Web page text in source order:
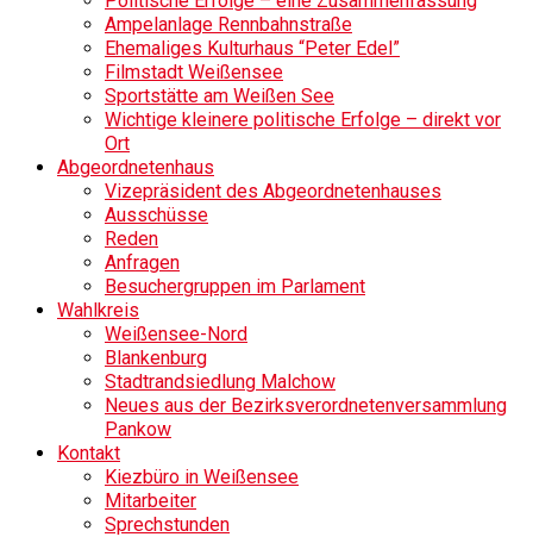
Ampelanlage Rennbahnstraße
Ehemaliges Kulturhaus “Peter Edel”
Filmstadt Weißensee
Sportstätte am Weißen See
Wichtige kleinere politische Erfolge – direkt vor
Ort
Abgeordnetenhaus
Vizepräsident des Abgeordnetenhauses
Ausschüsse
Reden
Anfragen
Besuchergruppen im Parlament
Wahlkreis
Weißensee-Nord
Blankenburg
Stadtrandsiedlung Malchow
Neues aus der Bezirksverordnetenversammlung
Pankow
Kontakt
Kiezbüro in Weißensee
Mitarbeiter
Sprechstunden